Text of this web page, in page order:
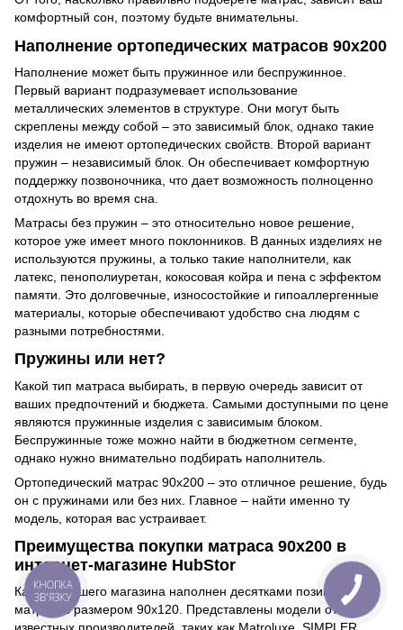
комфортный сон, поэтому будьте внимательны.
Наполнение ортопедических матрасов 90х200
Наполнение может быть пружинное или беспружинное.
Первый вариант подразумевает использование
металлических элементов в структуре. Они могут быть
скреплены между собой – это зависимый блок, однако такие
изделия не имеют ортопедических свойств. Второй вариант
пружин – независимый блок. Он обеспечивает комфортную
поддержку позвоночника, что дает возможность полноценно
отдохнуть во время сна.
Матрасы без пружин – это относительно новое решение,
которое уже имеет много поклонников. В данных изделиях не
используются пружины, а только такие наполнители, как
латекс, пенополиуретан, кокосовая койра и пена с эффектом
памяти. Это долговечные, износостойкие и гипоаллергенные
материалы, которые обеспечивают удобство сна людям с
разными потребностями.
Пружины или нет?
Какой тип матраса выбирать, в первую очередь зависит от
ваших предпочтений и бюджета. Самыми доступными по цене
являются пружинные изделия с зависимым блоком.
Беспружинные тоже можно найти в бюджетном сегменте,
однако нужно внимательно подбирать наполнитель.
Ортопедический матрас 90х200 – это отличное решение, будь
он с пружинами или без них. Главное – найти именно ту
модель, которая вас устраивает.
Преимущества покупки матраса 90х200 в
интернет-магазине HubStor
Каталог нашего магазина наполнен десятками позиций
матрасов размером 90х120. Представлены модели от
КНОПКА
ЗВ'ЯЗКУ